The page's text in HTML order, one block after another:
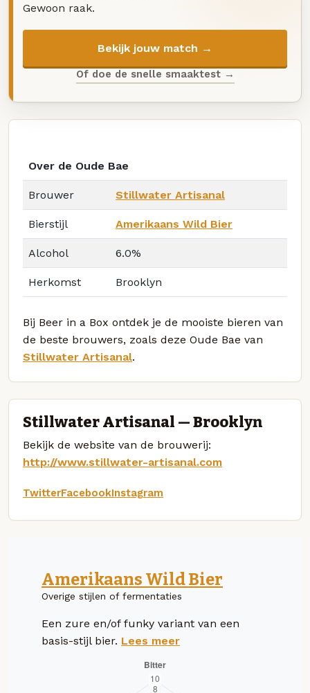
Gewoon raak.
Bekijk jouw match →
Of doe de snelle smaaktest →
Over de Oude Bae
Brouwer Stillwater Artisanal
Bierstijl Amerikaans Wild Bier
Alcohol 6.0%
Herkomst Brooklyn
Bij Beer in a Box ontdek je de mooiste bieren van
de beste brouwers, zoals deze Oude Bae van
Stillwater Artisanal.
Stillwater Artisanal — Brooklyn
Bekijk de website van de brouwerij:
http://www.stillwater-artisanal.com
TwitterFacebookInstagram
Amerikaans Wild Bier
Overige stijlen of fermentaties
Een zure en/of funky variant van een
basis-stijl bier. Lees meer